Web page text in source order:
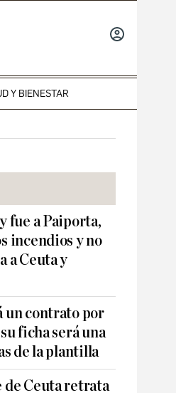
Y BIENESTAR
fue a Paiporta,
incendios y no
a Ceuta y
contrato por
ficha será una
de la plantilla
Ceuta retrata